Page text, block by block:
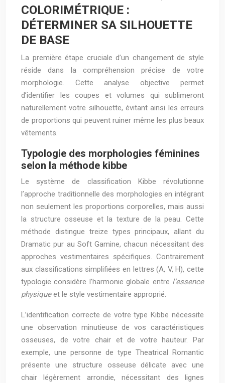
COLORIMÉTRIQUE :
DÉTERMINER SA SILHOUETTE
DE BASE
La première étape cruciale d’un changement de style
réside dans la compréhension précise de votre
morphologie. Cette analyse objective permet
d’identifier les coupes et volumes qui sublimeront
naturellement votre silhouette, évitant ainsi les erreurs
de proportions qui peuvent ruiner même les plus beaux
vêtements.
Typologie des morphologies féminines
selon la méthode kibbe
Le système de classification Kibbe révolutionne
l’approche traditionnelle des morphologies en intégrant
non seulement les proportions corporelles, mais aussi
la structure osseuse et la texture de la peau. Cette
méthode distingue treize types principaux, allant du
Dramatic pur au Soft Gamine, chacun nécessitant des
approches vestimentaires spécifiques. Contrairement
aux classifications simplifiées en lettres (A, V, H), cette
typologie considère l’harmonie globale entre l’essence
physiqueet le style vestimentaire approprié.
L’identification correcte de votre type Kibbe nécessite
une observation minutieuse de vos caractéristiques
osseuses, de votre chair et de votre hauteur. Par
exemple, une personne de type Theatrical Romantic
présente une structure osseuse délicate avec une
chair légèrement arrondie, nécessitant des lignes